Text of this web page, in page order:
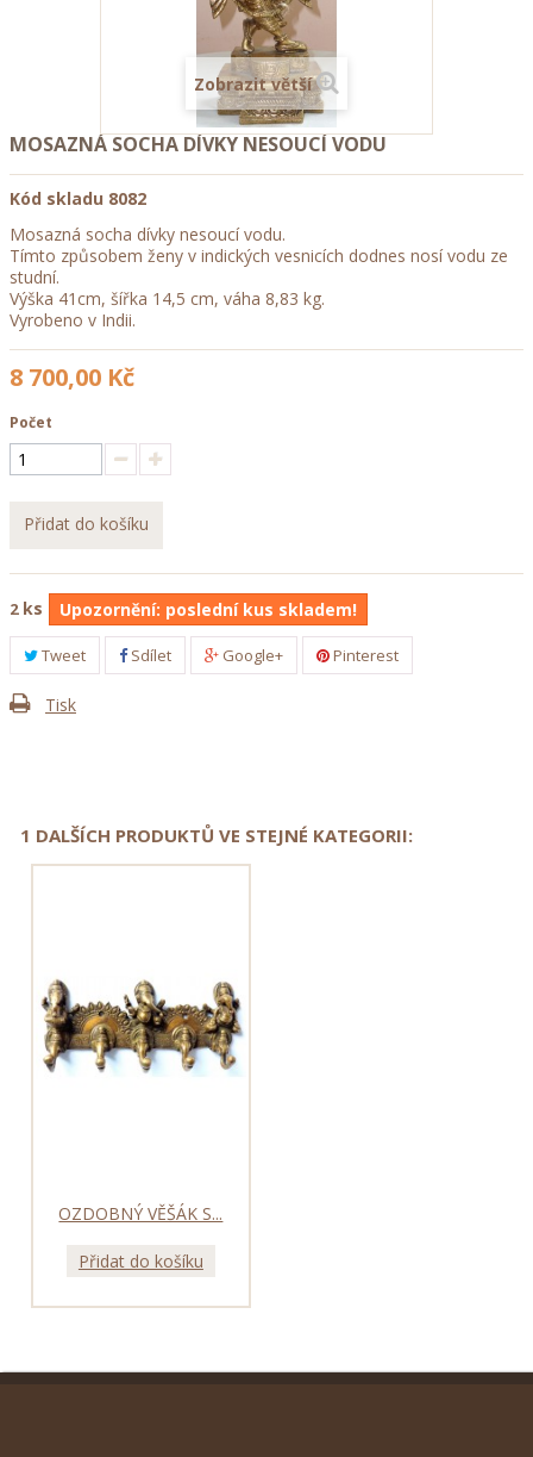
Zobrazit větší
MOSAZNÁ SOCHA DÍVKY NESOUCÍ VODU
Kód skladu 8082
Mosazná socha dívky nesoucí vodu.
Tímto způsobem ženy v indických vesnicích dodnes nosí vodu ze
studní.
Výška 41cm, šířka 14,5 cm, váha 8,83 kg.
Vyrobeno v Indii.
8 700,00 Kč
Počet
Přidat do košíku
2 ks Upozornění: poslední kus skladem!
Tweet Sdílet Google+ Pinterest
Tisk
1 DALŠÍCH PRODUKTŮ VE STEJNÉ KATEGORII:
OZDOBNÝ VĚŠÁK S...
Přidat do košíku